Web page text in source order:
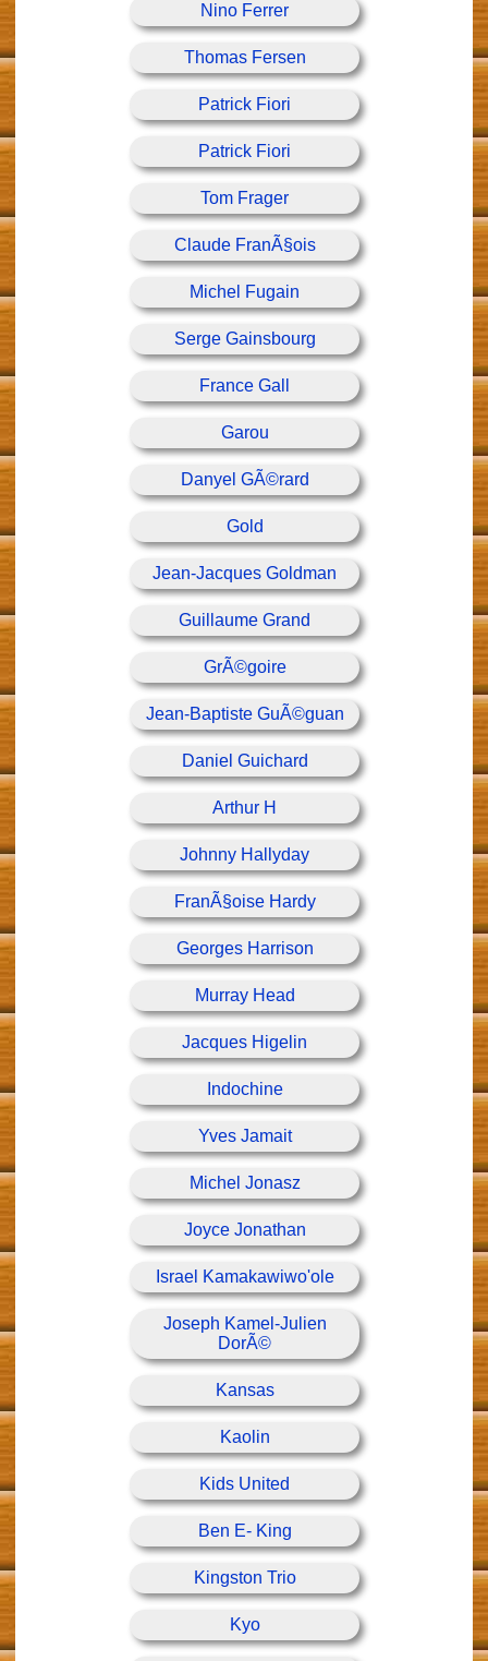
Nino Ferrer
Thomas Fersen
Patrick Fiori
Patrick Fiori
Tom Frager
Claude FranÃ§ois
Michel Fugain
Serge Gainsbourg
France Gall
Garou
Danyel GÃ©rard
Gold
Jean-Jacques Goldman
Guillaume Grand
GrÃ©goire
Jean-Baptiste GuÃ©guan
Daniel Guichard
Arthur H
Johnny Hallyday
FranÃ§oise Hardy
Georges Harrison
Murray Head
Jacques Higelin
Indochine
Yves Jamait
Michel Jonasz
Joyce Jonathan
Israel Kamakawiwo'ole
Joseph Kamel-Julien
DorÃ©
Kansas
Kaolin
Kids United
Ben E- King
Kingston Trio
Kyo